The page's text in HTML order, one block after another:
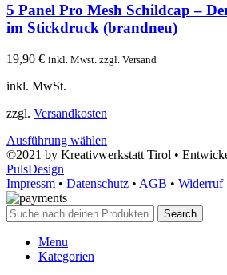
5 Panel Pro Mesh Schildcap –
im Stickdruck (brandneu)
19,90 € inkl. Mwst. zzgl. Versand
inkl. MwSt.
zzgl. Versandkosten
Ausführung wählen
©2021 by Kreativwerkstatt Tirol •
PulsDesign
Impressm • Datenschutz • AGB • Widerruf
Search
Menu
Kategorien